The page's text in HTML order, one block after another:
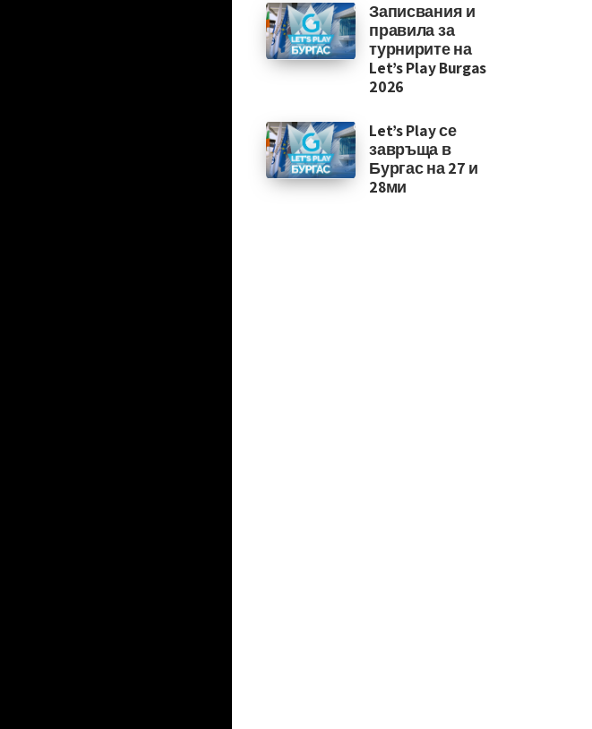
Записвания и
правила за
турнирите на
Let’s Play Burgas
2026
Let’s Play се
завръща в
Бургас на 27 и
28ми